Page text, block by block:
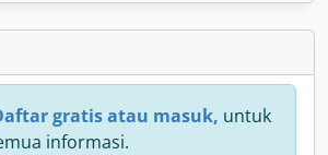
gratis atau masuk, untuk
informasi.